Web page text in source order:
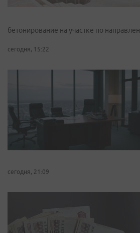
бетонирование на участке по
сегодня, 15:22
сегодня, 21:09